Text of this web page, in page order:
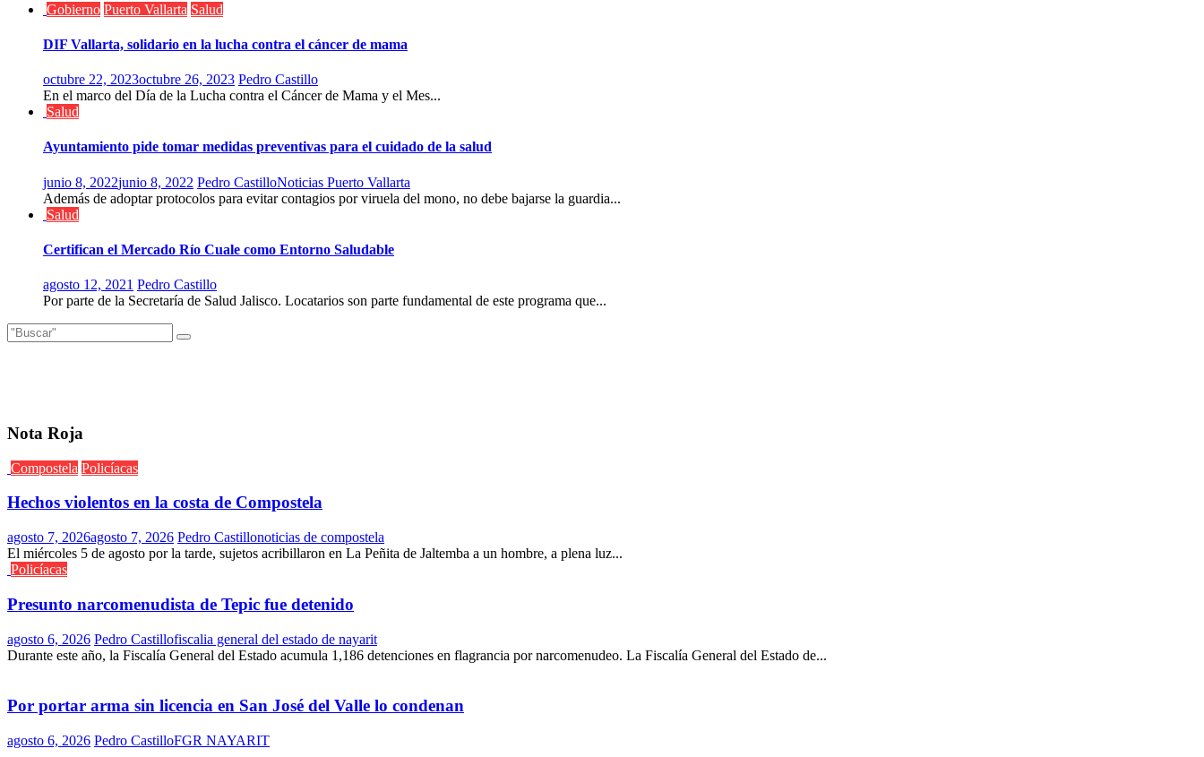
Gobierno Puerto Vallarta Salud
DIF Vallarta, solidario en la lucha contra el cáncer de mama
octubre 22, 2023octubre 26, 2023 Pedro Castillo
En el marco del Día de la Lucha contra el Cáncer de Mama y el Mes...
Salud
Ayuntamiento pide tomar medidas preventivas para el cuidado de la salud
junio 8, 2022junio 8, 2022 Pedro CastilloNoticias Puerto Vallarta
Además de adoptar protocolos para evitar contagios por viruela del mono, no debe bajarse la guardia...
Salud
Certifican el Mercado Río Cuale como Entorno Saludable
agosto 12, 2021 Pedro Castillo
Por parte de la Secretaría de Salud Jalisco. Locatarios son parte fundamental de este programa que...
Nota Roja
Compostela Policíacas
Hechos violentos en la costa de Compostela
agosto 7, 2026agosto 7, 2026 Pedro Castillonoticias de compostela
El miércoles 5 de agosto por la tarde, sujetos acribillaron en La Peñita de Jaltemba a un hombre, a plena luz...
Policíacas
Presunto narcomenudista de Tepic fue detenido
agosto 6, 2026 Pedro Castillofiscalia general del estado de nayarit
Durante este año, la Fiscalía General del Estado acumula 1,186 detenciones en flagrancia por narcomenudeo. La Fiscalía General del Estado de...
Por portar arma sin licencia en San José del Valle lo condenan
agosto 6, 2026 Pedro CastilloFGR NAYARIT